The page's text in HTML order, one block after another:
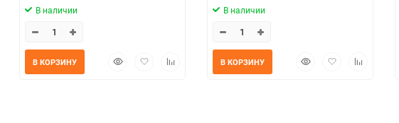
В наличии
БыстрыйДобавитьДобавить
В КОРЗИНУ
В наличии
БыстрыйДобавитьДобавить
В КОРЗИНУ